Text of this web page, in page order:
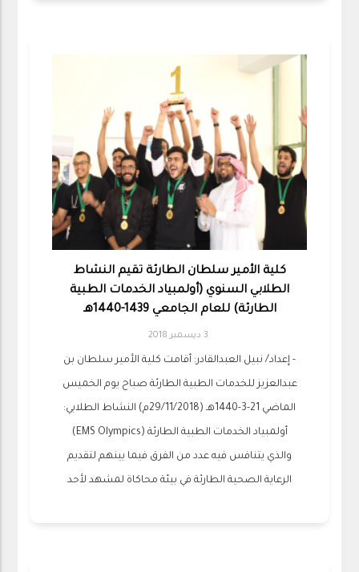
كلية الأمير سلطان الطارئة تقيم النشاط
الطلابي السنوي (أولمبياد الخدمات الطبية
الطارئة) للعام الجامعي 1439-1440هـ
3 ديسمبر 2018
- إعداد/ نبيل العبدالقادر: أقامت كلية الأمير سلطان بن
عبدالعزيز للخدمات الطبية الطارئة صباح يوم الخميس
الماضي 21-3-1440هـ (29/11/2018م) النشاط الطلابي:
أولمبياد الخدمات الطبية الطارئة (EMS Olympics)
والذي يتنافس فيه عدد من الفرق فيما بينهم لتقديم
الرعاية الصحية الطارئة في بيئة محاكاة لمشهد لأحد